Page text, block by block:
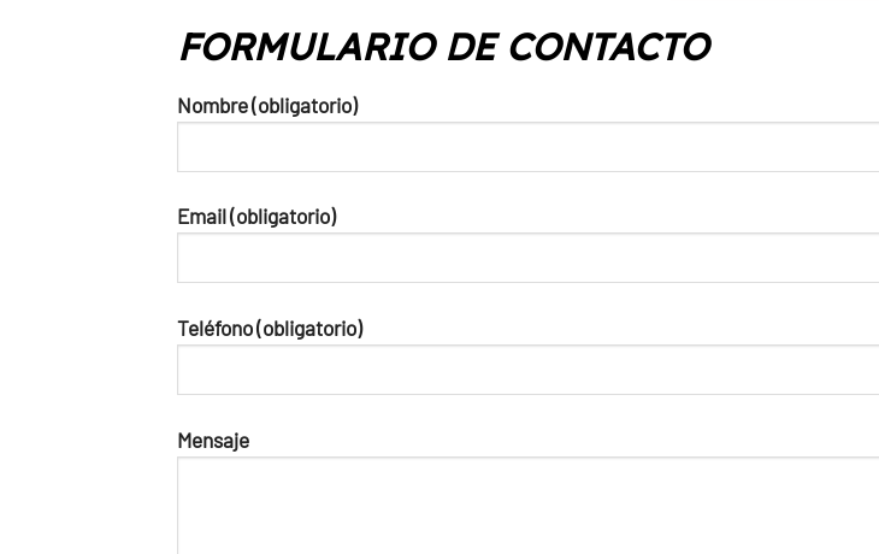
FORMULARIO DE CONTACTO
Nombre (obligatorio)
Email (obligatorio)
Teléfono (obligatorio)
Mensaje